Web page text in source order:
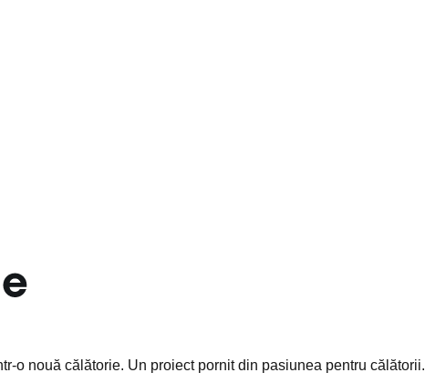
o nouă călătorie. Un proiect pornit din pasiunea pentru călătorii.